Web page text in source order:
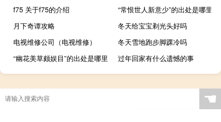
f75 关于f75的介绍
“常恨世人新意少”的出处是哪里
月下奇谭攻略
冬天给宝宝剃光头好吗
电视维修公司（电视维修）
冬天雪地跑步脚踝冷吗
“幽花美草颇娱目”的出处是哪里
过年回家有什么遗憾的事
☚